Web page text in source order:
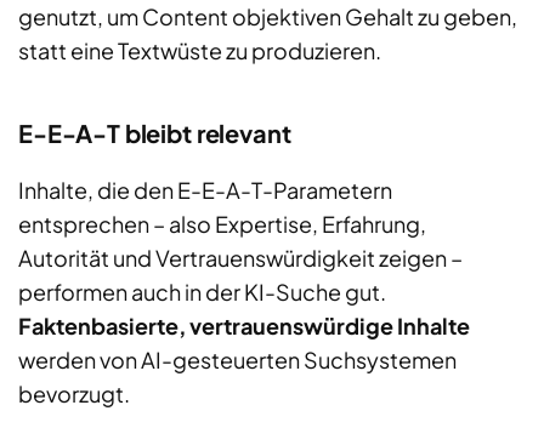
genutzt, um Content objektiven Gehalt zu geben,
statt eine Textwüste zu produzieren.
E-E-A-T bleibt relevant
Inhalte, die den E-E-A-T-Parametern
entsprechen – also Expertise, Erfahrung,
Autorität und Vertrauenswürdigkeit zeigen –
performen auch in der KI-Suche gut.
Faktenbasierte, vertrauenswürdige Inhalte
werden von AI-gesteuerten Suchsystemen
bevorzugt.